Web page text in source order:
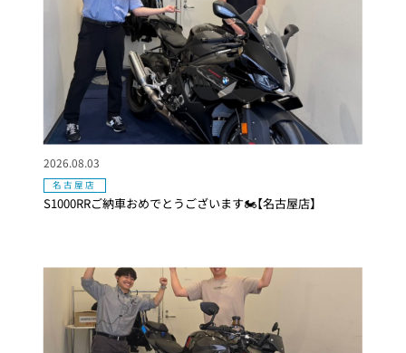
S1000RRご納車おめでとうございます🏍【名古屋店】
2026.08.03
名古屋店